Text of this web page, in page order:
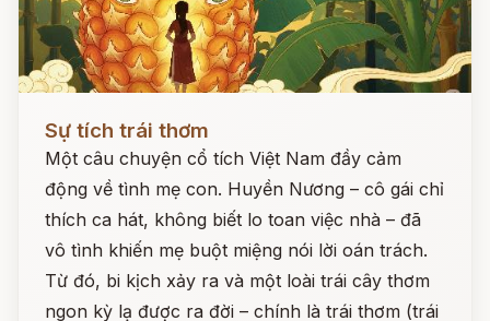
Sự tích trái thơm
Một câu chuyện cổ tích Việt Nam đầy cảm
động về tình mẹ con. Huyền Nương – cô gái chỉ
thích ca hát, không biết lo toan việc nhà – đã
vô tình khiến mẹ buột miệng nói lời oán trách.
Từ đó, bi kịch xảy ra và một loài trái cây thơm
ngon kỳ lạ được ra đời – chính là trái thơm (trái